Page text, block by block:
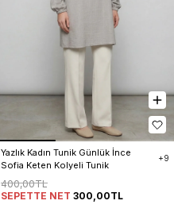
Yazlık Kadın Tunik Günlük İnce
Sofia Keten Kolyeli Tunik
+9
400,00TL
SEPETTE NET 300,00TL